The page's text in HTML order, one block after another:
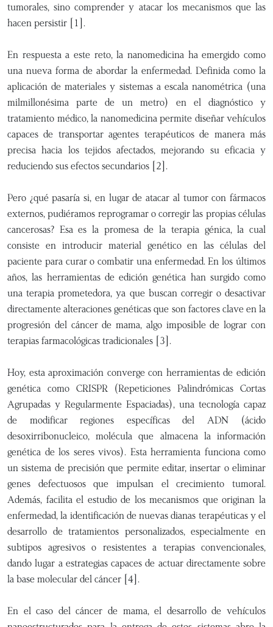
tumorales, sino comprender y atacar los mecanismos que las
hacen persistir [1].
En respuesta a este reto, la nanomedicina ha emergido como
una nueva forma de abordar la enfermedad. Definida como la
aplicación de materiales y sistemas a escala nanométrica (una
milmillonésima parte de un metro) en el diagnóstico y
tratamiento médico, la nanomedicina permite diseñar vehículos
capaces de transportar agentes terapéuticos de manera más
precisa hacia los tejidos afectados, mejorando su eficacia y
reduciendo sus efectos secundarios [2].
Pero ¿qué pasaría si, en lugar de atacar al tumor con fármacos
externos, pudiéramos reprogramar o corregir las propias células
cancerosas? Esa es la promesa de la terapia génica, la cual
consiste en introducir material genético en las células del
paciente para curar o combatir una enfermedad. En los últimos
años, las herramientas de edición genética han surgido como
una terapia prometedora, ya que buscan corregir o desactivar
directamente alteraciones genéticas que son factores clave en la
progresión del cáncer de mama, algo imposible de lograr con
terapias farmacológicas tradicionales [3].
Hoy, esta aproximación converge con herramientas de edición
genética como CRISPR (Repeticiones Palindrómicas Cortas
Agrupadas y Regularmente Espaciadas), una tecnología capaz
de modificar regiones específicas del ADN (ácido
desoxirribonucleico, molécula que almacena la información
genética de los seres vivos). Esta herramienta funciona como
un sistema de precisión que permite editar, insertar o eliminar
genes defectuosos que impulsan el crecimiento tumoral.
Además, facilita el estudio de los mecanismos que originan la
enfermedad, la identificación de nuevas dianas terapéuticas y el
desarrollo de tratamientos personalizados, especialmente en
subtipos agresivos o resistentes a terapias convencionales,
dando lugar a estrategias capaces de actuar directamente sobre
la base molecular del cáncer [4].
En el caso del cáncer de mama, el desarrollo de vehículos